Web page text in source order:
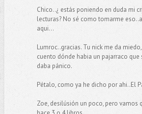
Chico..¿ estás poniendo en duda mi
lecturas? No sé como tomarme
aqui...
Lumroc..gracias. Tu nick me da
cuento dónde habia un pajarraco que
daba pánico.
Pétalo, como ya he dicho por ahi..El
Zoe, desilúsión un poco, pero vamos